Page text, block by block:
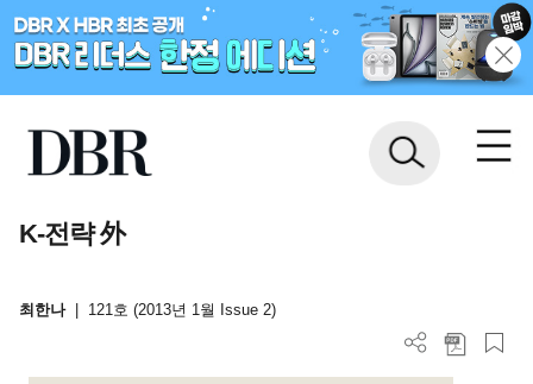
K-전략 外
최한나 121호 (2013년 1월 Issue 2)